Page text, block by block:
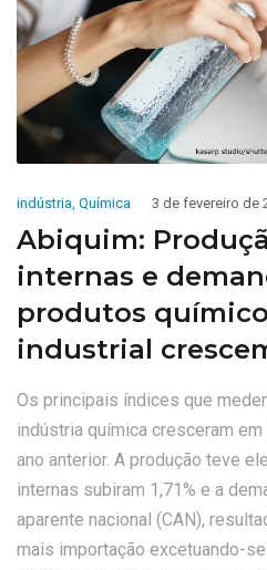
indústria, Química 3 de fevereiro de
Abiquim:
internas e
produtos
industrial
Os principais índices que
indústria química cresceram
ano anterior. A produção teve
internas subiram 1,71% e a
aparente nacional (CAN),
mais importação excetuando-